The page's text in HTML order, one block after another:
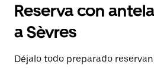
calendario
seleccionar
fecha.
Pulsa
Reserva con
a Sèvres
Déjalo todo preparado